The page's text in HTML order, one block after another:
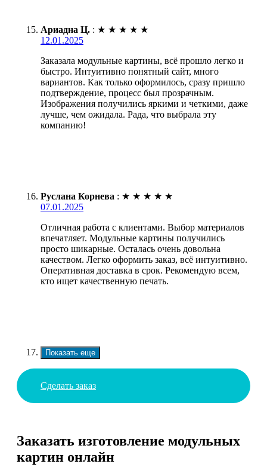
Ариадна Ц. : ★ ★ ★ ★ ★
12.01.2025
Заказала модульные картины, всё прошло легко и
быстро. Интуитивно понятный сайт, много
вариантов. Как только оформилось, сразу пришло
подтверждение, процесс был прозрачным.
Изображения получились яркими и четкими, даже
лучше, чем ожидала. Рада, что выбрала эту
компанию!
Руслана Корнева : ★ ★ ★ ★ ★
07.01.2025
Отличная работа с клиентами. Выбор материалов
впечатляет. Модульные картины получились
просто шикарные. Осталась очень довольна
качеством. Легко оформить заказ, всё интуитивно.
Оперативная доставка в срок. Рекомендую всем,
кто ищет качественную печать.
Показать еще
Сделать заказ
Заказать изготовление модульных
картин онлайн